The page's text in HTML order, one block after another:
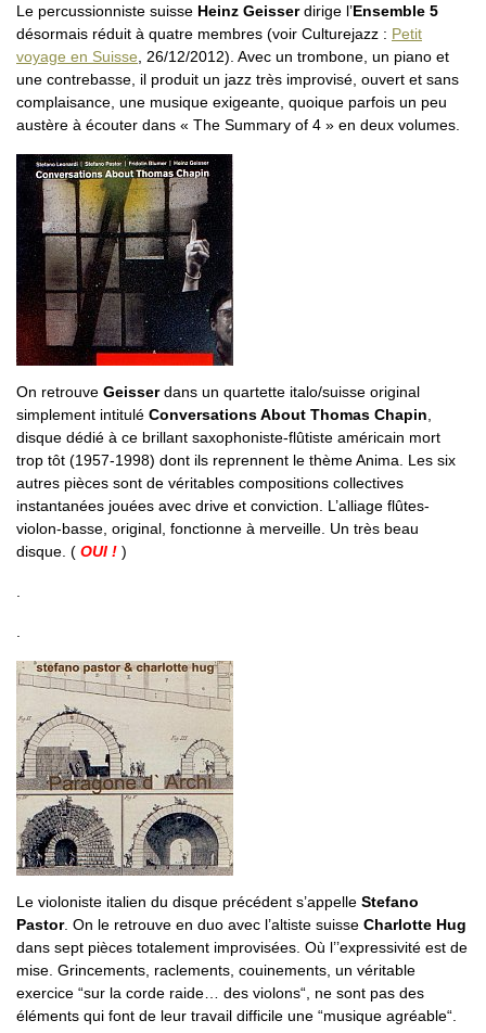
Le percussionniste suisse Heinz Geisserdirige l’Ensemble 5
désormais réduit à quatre membres (voir Culturejazz : Petit
voyage en Suisse , 26/12/2012). Avec un trombone, un piano et
une contrebasse, il produit un jazz très improvisé, ouvert et sans
complaisance, une musique exigeante, quoique parfois un peu
austère à écouter dans « The Summary of 4 » en deux volumes.
On retrouve Geisserdans un quartette italo/suisse original
simplement intitulé Conversations About Thomas Chapin
disque dédié à ce brillant saxophoniste-flûtiste américain mort
trop tôt (1957-1998) dont ils reprennent le thème Anima. Les six
autres pièces sont de véritables compositions collectives
instantanées jouées avec drive et conviction. L’alliage flûtes-
violon-basse, original, fonctionne à merveille. Un très beau
disque. ( OUI ! )
Le violoniste italien du disque précédent s’appelle Stefano
Pastor. On le retrouve en duo avec l’altiste suisse Charlotte Hug
dans sept pièces totalement improvisées. Où l’’expressivité est de
mise. Grincements, raclements, couinements, un véritable
exercice “sur la corde raide… des violons“, ne sont pas des
éléments qui font de leur travail difficile une “musique agréable“.